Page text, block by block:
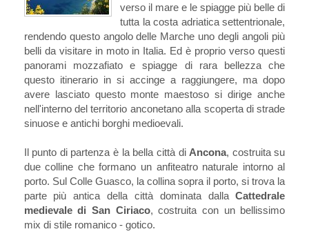
verso il mare e le spiagge più belle di
tutta la costa adriatica settentrionale,
rendendo questo angolo delle Marche uno degli angoli più
belli da visitare in moto in Italia. Ed è proprio verso questi
panorami mozzafiato e spiagge di rara bellezza che
questo itinerario in si accinge a raggiungere, ma dopo
avere lasciato questo monte maestoso si dirige anche
nell'interno del territorio anconetano alla scoperta di strade
sinuose e antichi borghi medioevali.
Il punto di partenza è la bella città di Ancona, costruita su
due colline che formano un anfiteatro naturale intorno al
porto. Sul Colle Guasco, la collina sopra il porto, si trova la
parte più antica della città dominata dallaCattedrale
medievale di San Ciriaco, costruita con un bellissimo
mix di stile romanico - gotico.